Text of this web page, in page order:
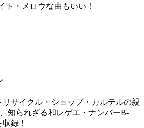
ト・メロウな曲もいい！
サイクル・ショップ・カルテルの親
知られざる和レゲエ・ナンバーB-
録！